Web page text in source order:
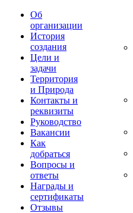
Об
организации
История
создания
Цели и
задачи
Территория
и Природа
Контакты и
реквизиты
Руководство
Вакансии
Как
добраться
Вопросы и
ответы
Награды и
сертификаты
Отзывы